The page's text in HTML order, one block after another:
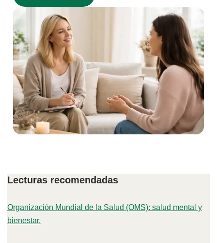
Lecturas recomendadas
Organización Mundial de la Salud (OMS): salud mental y
bienestar.